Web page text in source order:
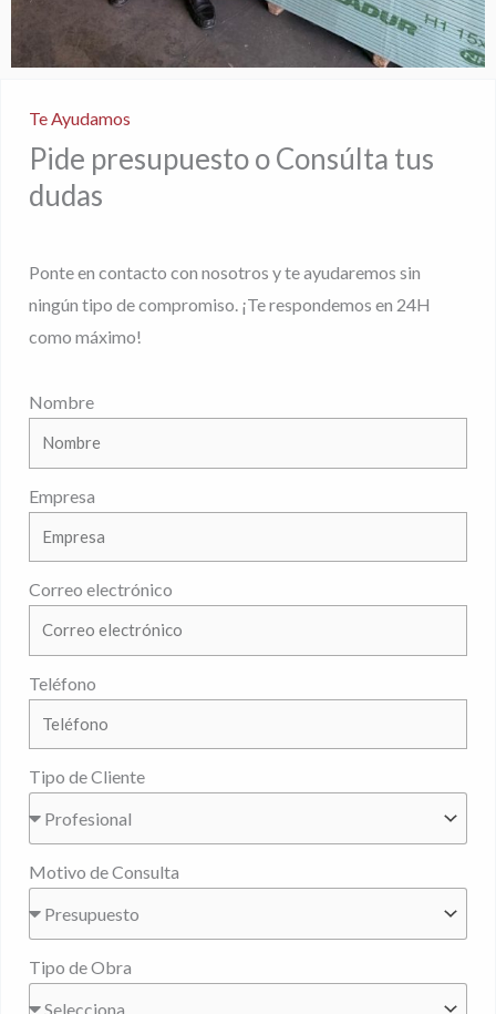
Te Ayudamos
Pide presupuesto o Consúlta tus
dudas
Ponte en contacto con nosotros y te ayudaremos sin
ningún tipo de compromiso. ¡Te respondemos en 24H
como máximo!
Nombre
Empresa
Correo electrónico
Teléfono
Tipo de Cliente
Motivo de Consulta
Tipo de Obra